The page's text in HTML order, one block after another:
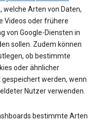
welche Arten von Daten,
Videos oder frühere
von Google-Diensten in
sollen. Zudem können
ob bestimmte
oder ähnlicher
werden, wenn
Nutzer verwenden.
bestimmte Arten